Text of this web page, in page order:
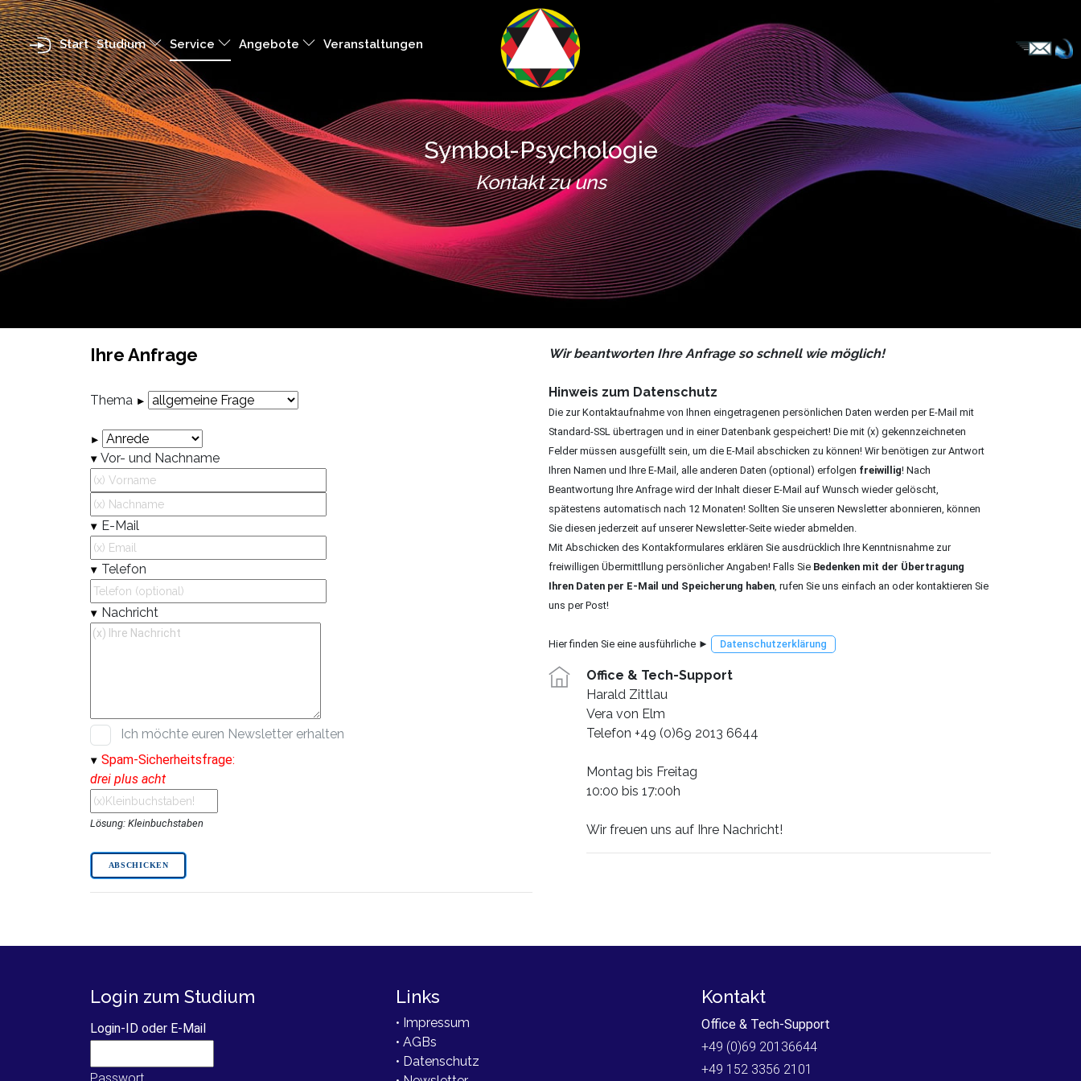
Start Studium Service Angebote Veranstaltungen
Symbol-Psychologie
Kontakt zu uns
Ihre Anfrage
Thema
Vor- und Nachname
E-Mail
Telefon
Nachricht
Ich möchte euren Newsletter erhalten
Spam-Sicherheitsfrage:
drei plus acht
Lösung: Kleinbuchstaben
Wir beantworten Ihre Anfrage so schnell wie möglich!
Hinweis zum Datenschutz
Die zur Kontaktaufnahme von Ihnen eingetragenen persönlichen Daten werden per E-Mail mit
Standard-SSL übertragen und in einer Datenbank gespeichert! Die mit (x) gekennzeichneten
Felder müssen ausgefüllt sein, um die E-Mail abschicken zu können! Wir benötigen zur Antwort
Ihren Namen und Ihre E-Mail, alle anderen Daten (optional) erfolgen freiwillig! Nach
Beantwortung Ihre Anfrage wird der Inhalt dieser E-Mail auf Wunsch wieder gelöscht,
spätestens automatisch nach 12 Monaten! Sollten Sie unseren Newsletter abonnieren, können
Sie diesen jederzeit auf unserer Newsletter-Seite wieder abmelden.
Mit Abschicken des Kontakformulares erklären Sie ausdrücklich Ihre Kenntnisnahme zur
freiwilligen Übermittllung persönlicher Angaben! Falls Sie Bedenken mit der Übertragung
Ihren Daten per E-Mail und Speicherung haben, rufen Sie uns einfach an oder kontaktieren Sie
uns per Post!
Hier finden Sie eine ausführliche ► Datenschutzerklärung
Office & Tech-Support
Harald Zittlau
Vera von Elm
Telefon +49 (0)69 2013 6644
Montag bis Freitag
10:00 bis 17:00h
Wir freuen uns auf Ihre Nachricht!
Login zum Studium
Login-ID oder E-Mail
Passwort
Links
• Impressum
• AGBs
• Datenschutz
Kontakt
Office & Tech-Support
+49 (0)69 20136644
+49 152 3356 2101